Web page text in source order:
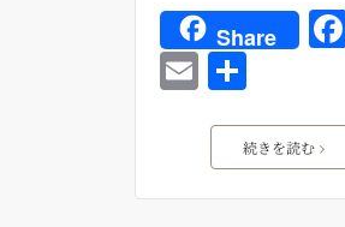
Share
E
m
ai
l
続きを読む